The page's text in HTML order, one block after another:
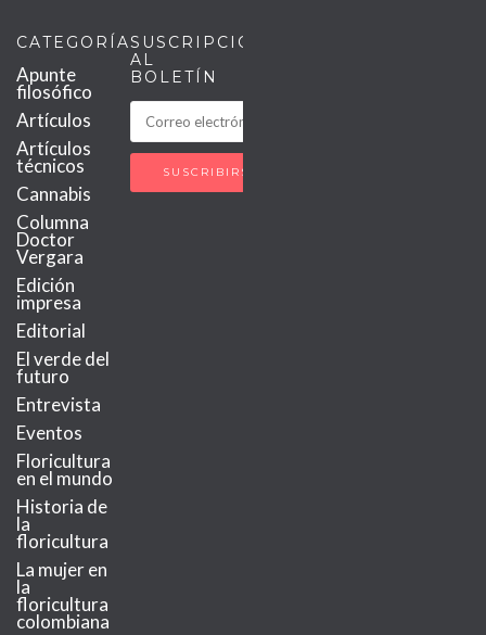
CATEGORÍAS
Apunte
filosófico
Artículos
Artículos
técnicos
Cannabis
Columna
Doctor
Vergara
Edición
impresa
Editorial
El verde del
futuro
Entrevista
Eventos
Floricultura
en el mundo
Historia de
la
floricultura
La mujer en
la
floricultura
colombiana
SUSCRIPCIÓN
AL
BOLETÍN